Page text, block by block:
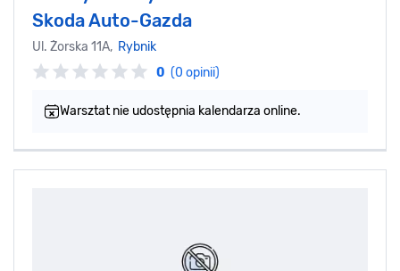
Skoda Auto-Gazda
Ul. Żorska 11A, Rybnik
0 (0 opinii)
Warsztat nie udostępnia kalendarza online.